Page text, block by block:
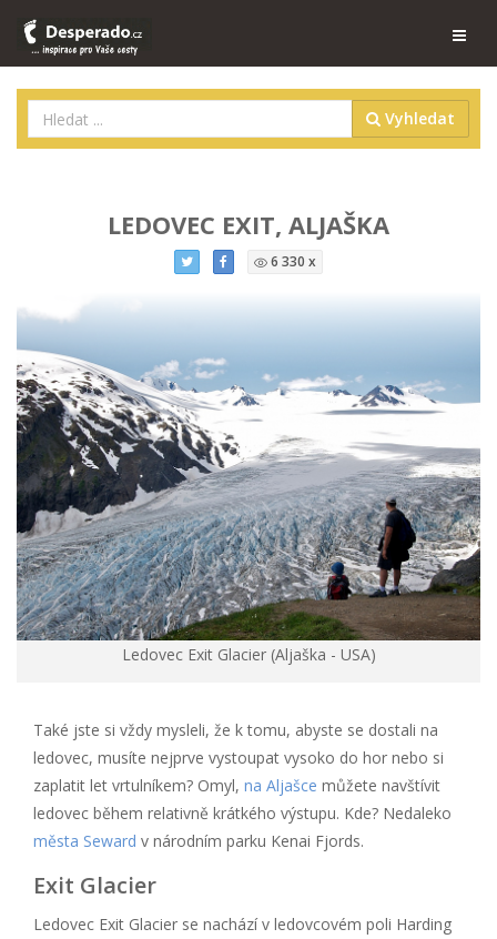
Vyhledat
LEDOVEC EXIT, ALJAŠKA
6 330 x
Ledovec Exit Glacier (Aljaška - USA)
Také jste si vždy mysleli, že k tomu, abyste se dostali na
ledovec, musíte nejprve vystoupat vysoko do hor nebo si
zaplatit let vrtulníkem? Omyl, na Aljašce můžete navštívit
ledovec během relativně krátkého výstupu. Kde? Nedaleko
města Seward v národním parku Kenai Fjords.
Exit Glacier
Ledovec Exit Glacier se nachází v ledovcovém poli Harding